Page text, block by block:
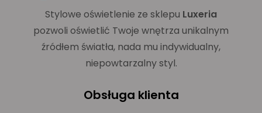
Stylowe oświetlenie ze sklepu Luxeria
pozwoli oświetlić Twoje wnętrza unikalnym
źródłem światła, nada mu indywidualny,
niepowtarzalny styl.
Obsługa klienta